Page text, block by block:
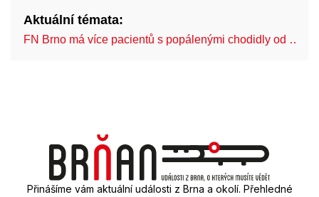
Aktuální témata:
FN Brno má více pacientů s popálenými chodidly od …
Přinášíme vám aktuální události z Brna a okolí. Přehledné